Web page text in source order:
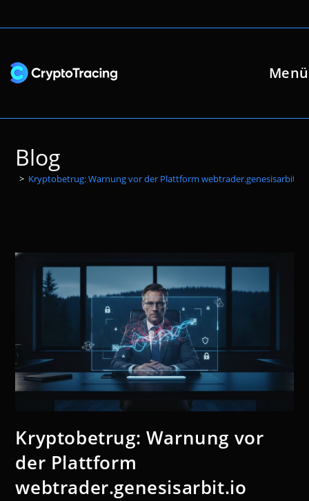
Inhalt
Menü
Blog
> Kryptobetrug: Warnung vor der Plattform webtrader.genesisarbit.io
Kryptobetrug: Warnung vor
der Plattform
webtrader.genesisarbit.io